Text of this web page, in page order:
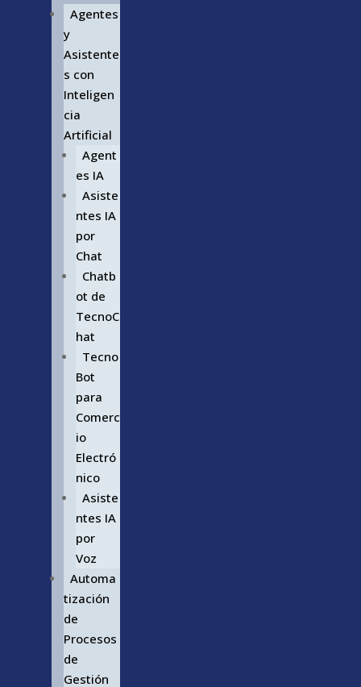
Agentes
y
Asistente
s con
Inteligen
cia
Artificial
Agent
es IA
Asiste
ntes IA
por
Chat
Chatb
ot de
TecnoC
hat
Tecno
Bot
para
Comerc
io
Electró
nico
Asiste
ntes IA
por
Voz
Automa
tización
de
Procesos
de
Gestión